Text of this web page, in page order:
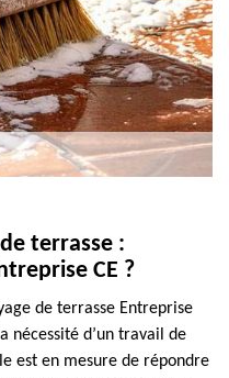
terrasse :
CE ?
de terrasse Entreprise
nécessité d’un travail de
est en mesure de répondre